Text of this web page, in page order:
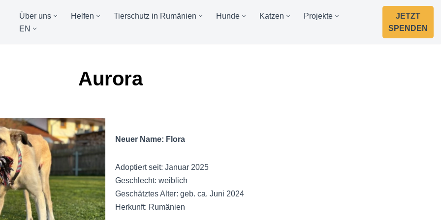
Über uns Helfen Tierschutz in Rumänien Hunde Katzen
Projekte
EN
JETZT
SPENDEN
Aurora
Neuer Name: Flora
Adoptiert seit: Januar 2025
Geschlecht: weiblich
Geschätztes Alter: geb. ca. Juni 2024
Herkunft: Rumänien